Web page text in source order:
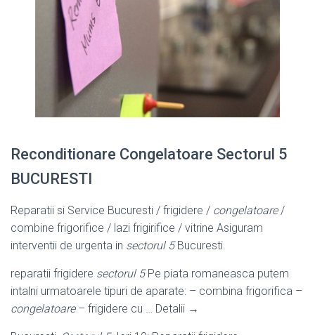
Reconditionare Congelatoare Sectorul 5
BUCURESTI
Reparatii si Service Bucuresti / frigidere / congelatoare/
combine frigorifice / lazi frigirifice / vitrine Asiguram
interventii de urgenta in sectorul 5Bucuresti.
reparatii frigidere sectorul 5Pe piata romaneasca putem
intalni urmatoarele tipuri de aparate: – combina frigorifica –
congelatoare– frigidere cu … Detalii →